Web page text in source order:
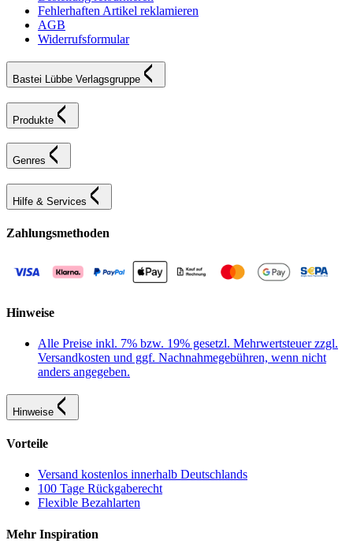
Fehlerhaften Artikel reklamieren
AGB
Widerrufsformular
Bastei Lübbe Verlagsgruppe
Produkte
Genres
Hilfe & Services
Zahlungsmethoden
Hinweise
Alle Preise inkl. 7% bzw. 19% gesetzl. Mehrwertsteuer zzgl.
Versandkosten und ggf. Nachnahmegebühren, wenn nicht
anders angegeben.
Hinweise
Vorteile
Versand kostenlos innerhalb Deutschlands
100 Tage Rückgaberecht
Flexible Bezahlarten
Mehr Inspiration